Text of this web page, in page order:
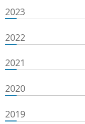
2023
2022
2021
2020
2019